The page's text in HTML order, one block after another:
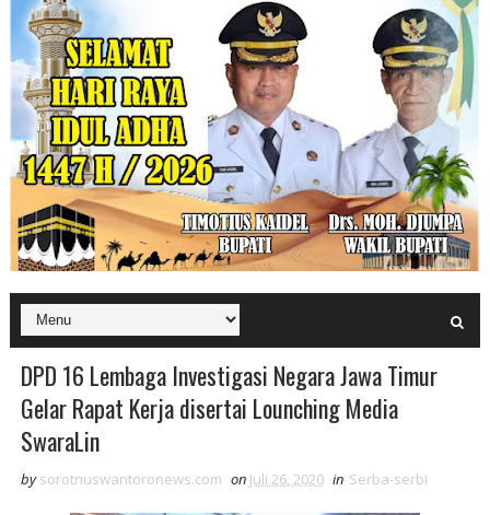
DPD 16 Lembaga Investigasi Negara Jawa Timur
Gelar Rapat Kerja disertai Lounching Media
SwaraLin
by sorotnuswantoronews.com on Juli 26, 2020 in Serba-serbi